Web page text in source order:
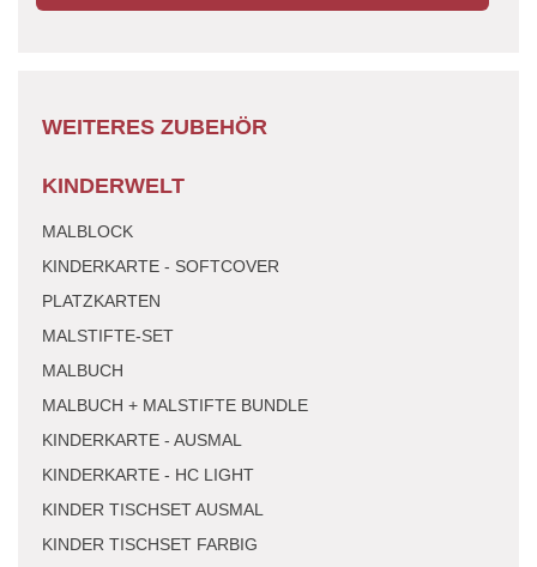
WEITERES ZUBEHÖR
KINDERWELT
MALBLOCK
KINDERKARTE - SOFTCOVER
PLATZKARTEN
MALSTIFTE-SET
MALBUCH
MALBUCH + MALSTIFTE BUNDLE
KINDERKARTE - AUSMAL
KINDERKARTE - HC LIGHT
KINDER TISCHSET AUSMAL
KINDER TISCHSET FARBIG